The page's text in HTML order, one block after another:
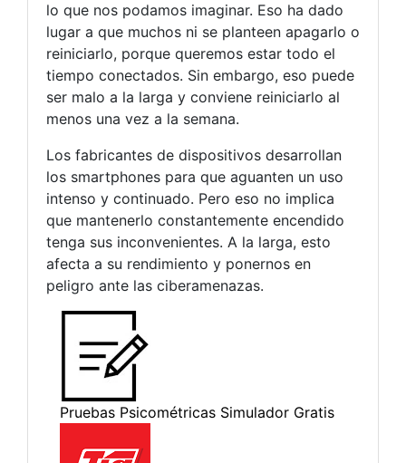
lo que nos podamos imaginar. Eso ha dado
lugar a que muchos ni se planteen apagarlo o
reiniciarlo, porque queremos estar todo el
tiempo conectados. Sin embargo, eso puede
ser malo a la larga y conviene reiniciarlo al
menos una vez a la semana.
Los fabricantes de dispositivos desarrollan
los smartphones para que aguanten un uso
intenso y continuado. Pero eso no implica
que mantenerlo constantemente encendido
tenga sus inconvenientes. A la larga, esto
afecta a su rendimiento y ponernos en
peligro ante las ciberamenazas.